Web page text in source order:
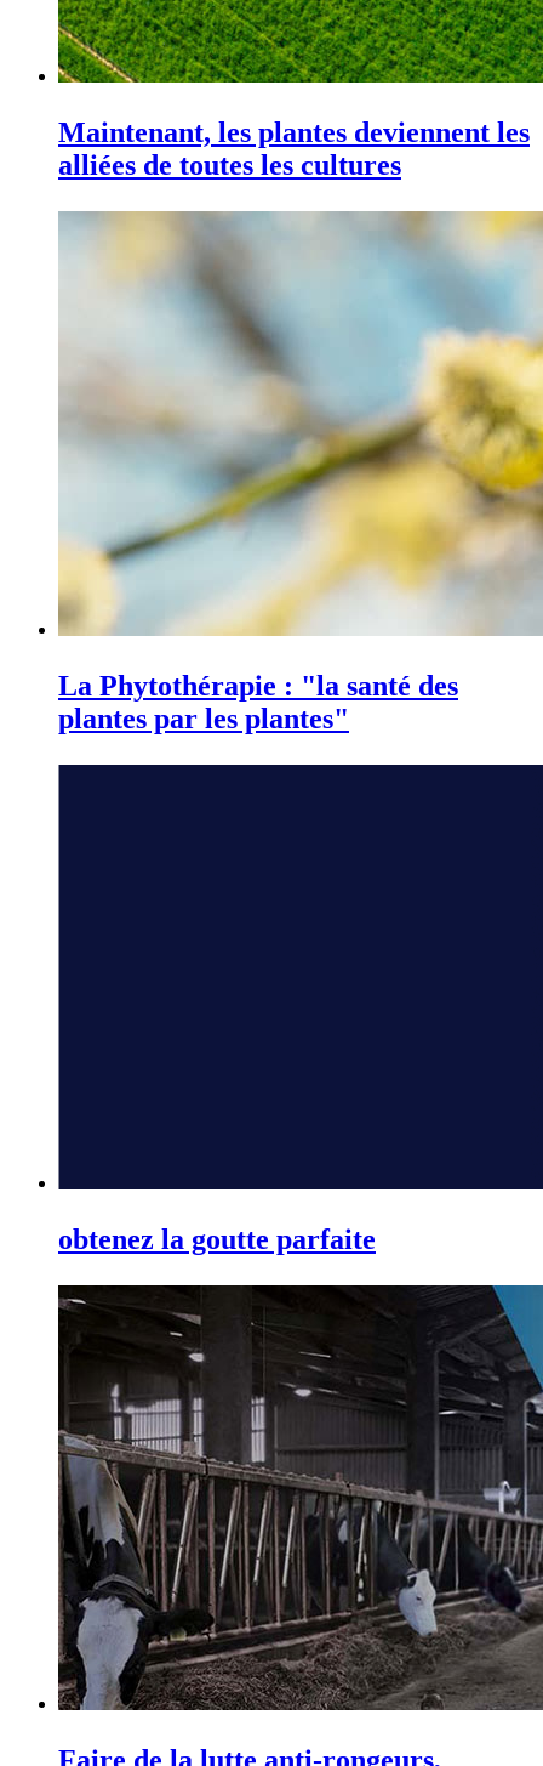
Maintenant, les plantes deviennent les
alliées de toutes les cultures
La Phytothérapie : "la santé des
plantes par les plantes"
obtenez la goutte parfaite
Faire de la lutte anti-rongeurs,